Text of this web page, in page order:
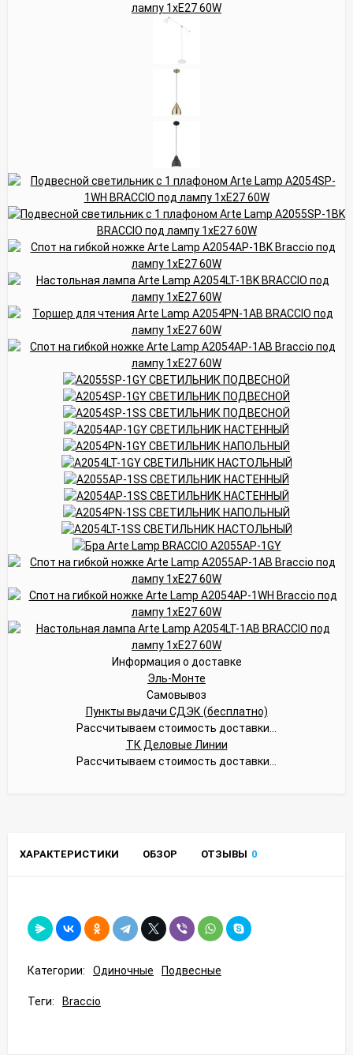
Информация о доставке
Эль-Монте
Самовывоз
Пункты выдачи СДЭК (бесплатно)
Рассчитываем стоимость доставки...
ТК Деловые Линии
Рассчитываем стоимость доставки...
ХАРАКТЕРИСТИКИ ОБЗОР ОТЗЫВЫ 0
Категории: Одиночные Подвесные
Теги: Braccio